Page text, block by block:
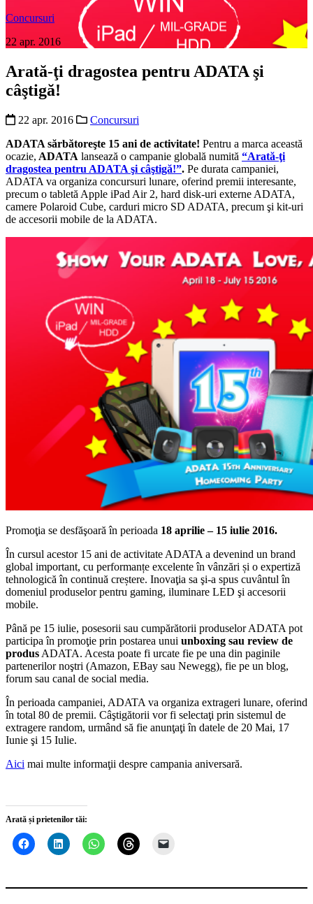
Concursuri
22 apr. 2016
Arată-ţi dragostea pentru ADATA şi
câştigă!
22 apr. 2016
Concursuri
ADATA sărbătoreşte 15 ani de activitate! Pentru a marca această
ocazie, ADATA lansează o campanie globală numită “Arată-ţi
dragostea pentru ADATA şi câştigă!”. Pe durata campaniei,
ADATA va organiza concursuri lunare, oferind premii interesante,
precum o tabletă Apple iPad Air 2, hard disk-uri externe ADATA,
camere Polaroid Cube, carduri micro SD ADATA, precum şi kit-uri
de accesorii mobile de la ADATA.
Promoţia se desfăşoară în perioada 18 aprilie – 15 iulie 2016.
În cursul acestor 15 ani de activitate ADATA a devenind un brand
global important, cu performanțe excelente în vânzări și o expertiză
tehnologică în continuă creștere. Inovaţia sa şi-a spus cuvântul în
domeniul produselor pentru gaming, iluminare LED şi accesorii
mobile.
Până pe 15 iulie, posesorii sau cumpărătorii produselor ADATA pot
participa în promoţie prin postarea unui unboxing sau review de
produs ADATA. Acesta poate fi urcate fie pe una din paginile
partenerilor noştri (Amazon, EBay sau Newegg), fie pe un blog,
forum sau canal de social media.
În perioada campaniei, ADATA va organiza extrageri lunare, oferind
în total 80 de premii. Câştigătorii vor fi selectaţi prin sistemul de
extragere random, urmând să fie anunţaţi în datele de 20 Mai, 17
Iunie şi 15 Iulie.
Aici mai multe informaţii despre campania aniversară.
Arată și prietenilor tăi: